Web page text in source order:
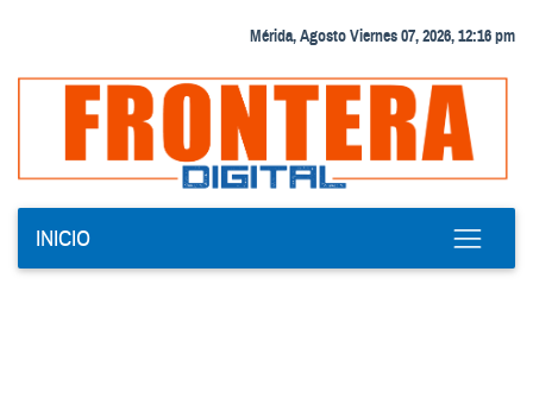
Mérida, Agosto Viernes 07, 2026, 12:16 pm
INICIO